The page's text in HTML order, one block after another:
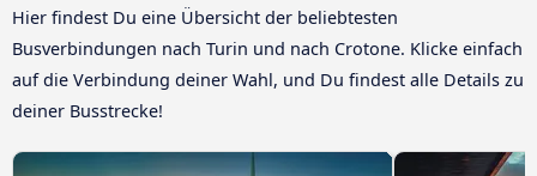
Hier findest Du eine Übersicht der beliebtesten
Busverbindungen nach Turin und nach Crotone. Klicke einfach
auf die Verbindung deiner Wahl, und Du findest alle Details zu
deiner Busstrecke!